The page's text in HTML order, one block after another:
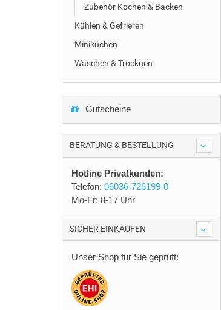
Zubehör Kochen & Backen
Kühlen & Gefrieren
Miniküchen
Waschen & Trocknen
Gutscheine
BERATUNG & BESTELLUNG
Hotline Privatkunden:
Telefon: 06036-726199-0
Mo-Fr: 8-17 Uhr
SICHER EINKAUFEN
Unser Shop für Sie geprüft: